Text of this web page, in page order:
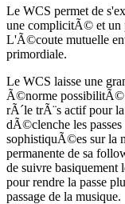
Le WCS permet de
une complicitÃ© et un
L'Ã©coute mutuelle
primordiale.
Le WCS laisse une
Ã©norme possibilitÃ©
rÃ´le trÃ¨s actif pour
dÃ©clenche les
sophistiquÃ©es sur la
permanente de sa
de suivre basiquement
pour rendre la passe
passage de la musique.